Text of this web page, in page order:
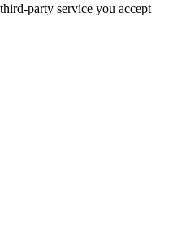
party service you accept